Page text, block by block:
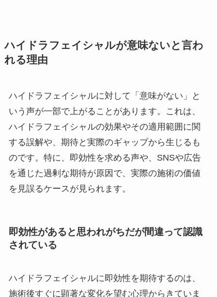
ハイドラフェイシャルが意味ないと言わ
れる理由
ハイドラフェイシャルに対して「意味がない」と
いう声が一部で上がることがあります。これは、
ハイドラフェイシャルの効果やその適用範囲に関
する誤解や、期待と実際のギャップから生じるも
のです。特に、即効性を求める声や、SNSや広告
を通じた過剰な期待が原因で、実際の施術の価値
を見誤るケースが見られます。
即効性があると思われがちだが間違って認識
されている
ハイドラフェイシャルに即効性を期待するのは、
施術後すぐに顕著な変化を望む心理からきていま